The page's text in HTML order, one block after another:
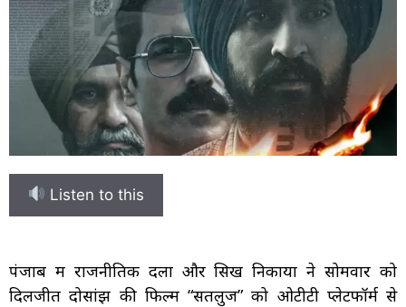
Listen to this
पंजाब में राजनीतिक दलों और सिख निकायों ने सोमवार को
दिलजीत दोसांझ की फिल्म “सतलुज” को ओटीटी प्लेटफॉर्म से